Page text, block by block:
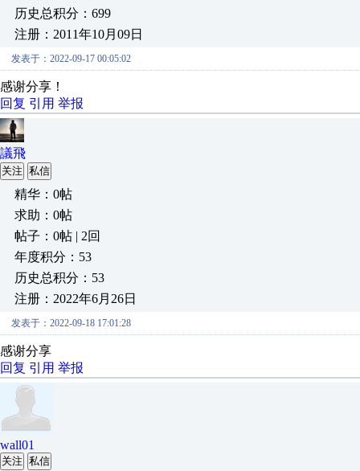
历史总积分：699
注册：2011年10月09日
发表于：2022-09-17 00:05:02
感谢分享！
回复 引用 举报
議飛
关注 私信
精华：0帖
求助：0帖
帖子：0帖 | 2回
年度积分：53
历史总积分：53
注册：2022年6月26日
发表于：2022-09-18 17:01:28
感谢分享
回复 引用 举报
wall01
关注 私信